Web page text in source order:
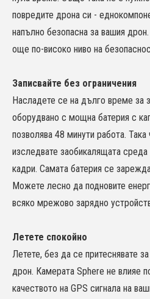
повредите дрона си -
напълно безопасна за вашия
още по-високо ниво на
Записвайте без ограничения
Насладете се на дълго време за
оборудвано с мощна батерия с
позволява 48 минути работа.
изследвате заобикалящата
кадри. Самата батерия се
Можете лесно да подновите
всяко мрежово зарядно
Летете спокойно
Летете, без да се притеснявате
дрон. Камерата Sphere не влияе
качеството на GPS сигнала на